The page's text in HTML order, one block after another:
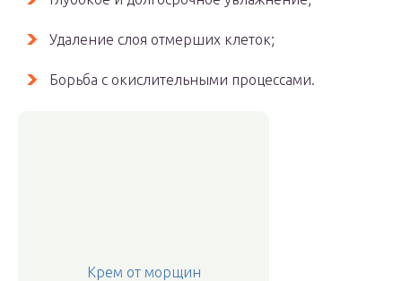
Удаление слоя отмерших клеток;
Борьба с окислительными процессами.
Крем от морщин